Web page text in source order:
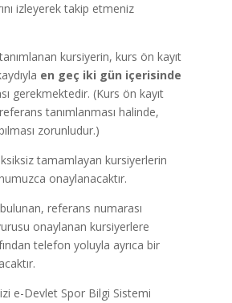
izleyerek takip etmeniz
kursiyerin, kurs ön kayıt
en geç iki gün içerisinde
gerekmektedir. (Kurs ön kayıt
tanımlanması halinde,
zorunludur.)
tamamlayan kursiyerlerin
onaylanacaktır.
referans numarası
onaylanan kursiyerlere
telefon yoluyla ayrıca bir
e-Devlet Spor Bilgi Sistemi